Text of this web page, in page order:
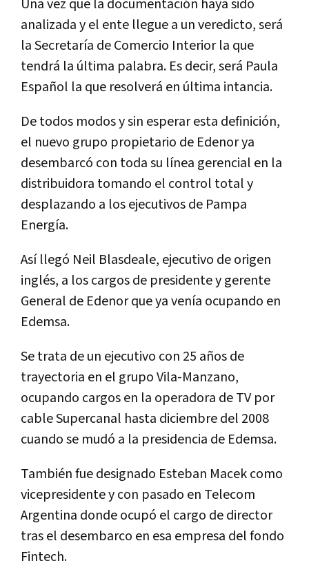
Una vez que la documentación haya sido
analizada y el ente llegue a un veredicto, será
la Secretaría de Comercio Interior la que
tendrá la última palabra. Es decir, será Paula
Español la que resolverá en última intancia.
De todos modos y sin esperar esta definición,
el nuevo grupo propietario de Edenor ya
desembarcó con toda su línea gerencial en la
distribuidora tomando el control total y
desplazando a los ejecutivos de Pampa
Energía.
Así llegó Neil Blasdeale, ejecutivo de origen
inglés, a los cargos de presidente y gerente
General de Edenor que ya venía ocupando en
Edemsa.
Se trata de un ejecutivo con 25 años de
trayectoria en el grupo Vila-Manzano,
ocupando cargos en la operadora de TV por
cable Supercanal hasta diciembre del 2008
cuando se mudó a la presidencia de Edemsa.
También fue designado Esteban Macek como
vicepresidente y con pasado en Telecom
Argentina donde ocupó el cargo de director
tras el desembarco en esa empresa del fondo
Fintech.